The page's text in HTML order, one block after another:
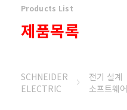
Products List
제품목록
SCHNEIDER
ELECTRIC
전기 설계
소프트웨어